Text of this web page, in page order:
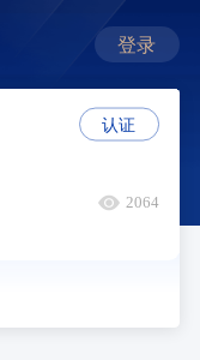
登录
2064
认证